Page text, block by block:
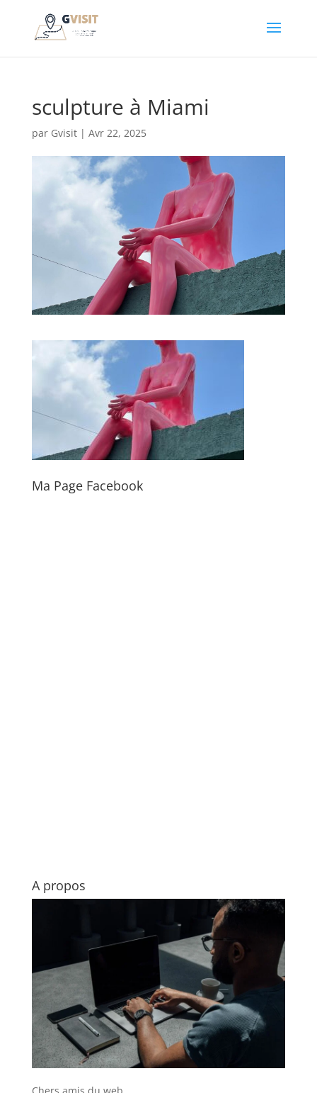
sculpture à Miami
par Gvisit| Avr 22, 2025
Ma Page Facebook
A propos